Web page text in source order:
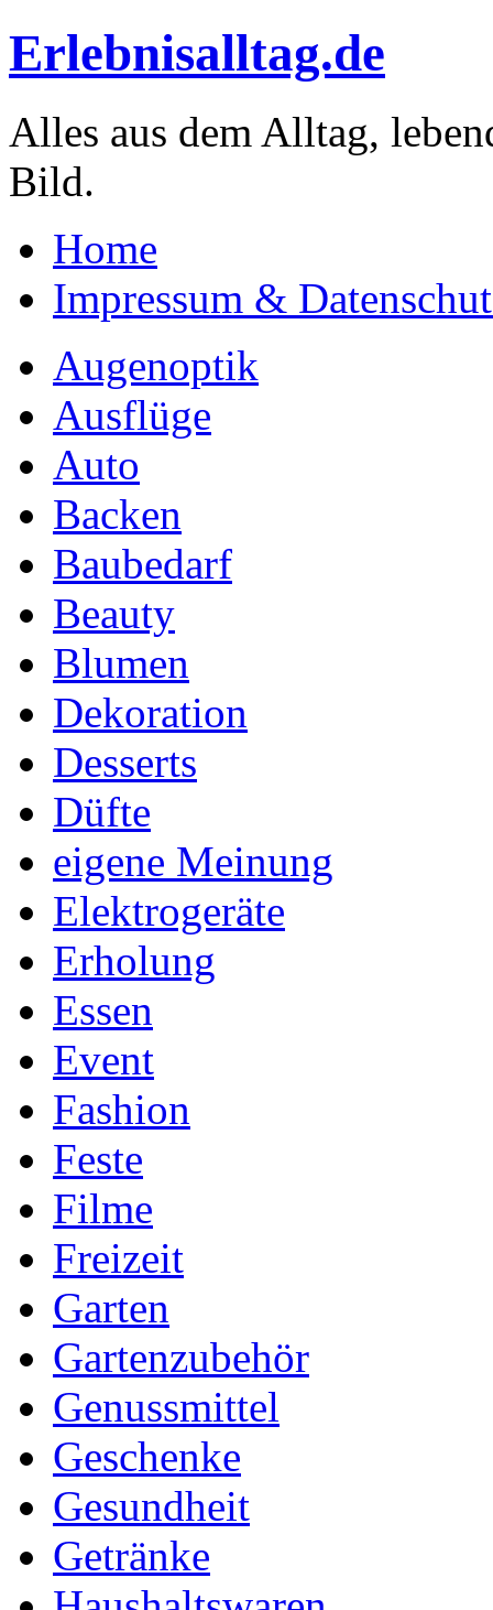
Erlebnisalltag.de
Alles aus dem Alltag,
Bild.
Home
Impressum &
Augenoptik
Ausflüge
Auto
Backen
Baubedarf
Beauty
Blumen
Dekoration
Desserts
Düfte
eigene Meinung
Elektrogeräte
Erholung
Essen
Event
Fashion
Feste
Filme
Freizeit
Garten
Gartenzubehör
Genussmittel
Geschenke
Gesundheit
Getränke